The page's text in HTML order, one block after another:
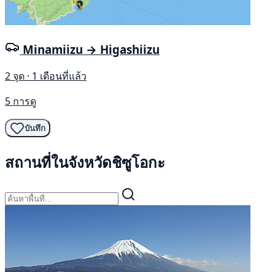
Minamiizu → Higashiizu
2 จุด · 1 เดือนที่แล้ว
5 การดู
บันทึก
สถานที่ในจังหวัดชิซูโอกะ